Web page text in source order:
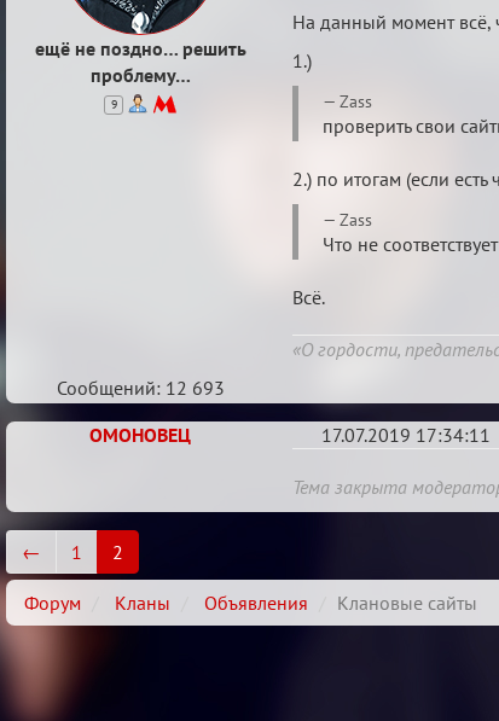
ещё не поздно… решить
проблему…
9
На данный момент всё,
1.)
Zass
проверить свои
2.) по итогам (если
Zass
Что не
Всё.
«О гордости,
Сообщений: 12 693
ОМОНОВЕЦ
17.07.2019 17:34:11
Re:
Клановые
Тема закрыта
← 1 2
Форум Кланы Объявления Клановые сайты